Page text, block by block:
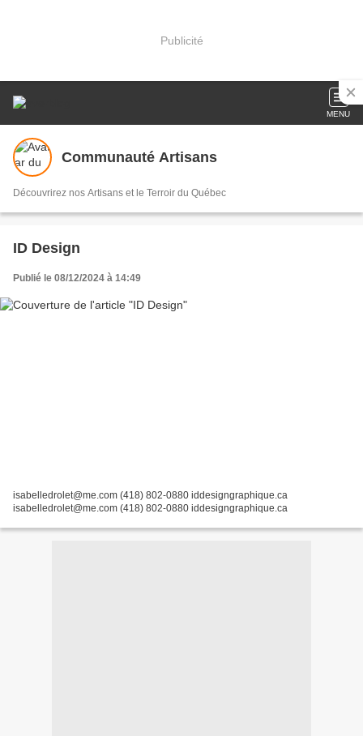
Publicité
MENU
Communauté Artisans
Découvrirez nos Artisans et le Terroir du Québec
ID Design
Publié le 08/12/2024 à 14:49
isabelledrolet@me.com (418) 802-0880 iddesigngraphique.ca
isabelledrolet@me.com (418) 802-0880 iddesigngraphique.ca